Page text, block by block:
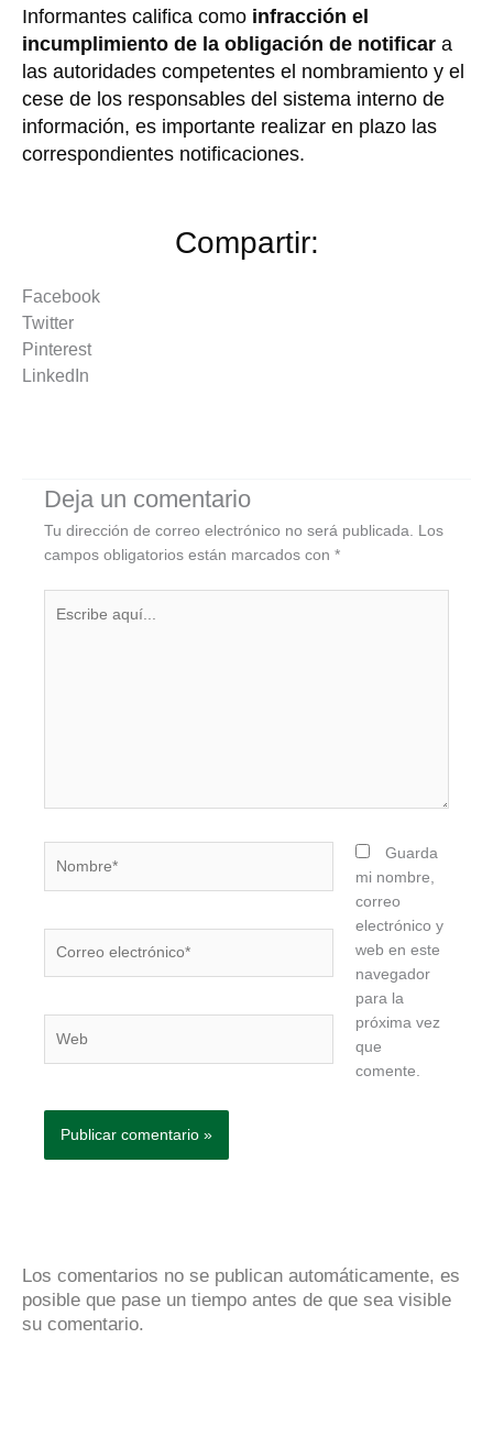
Informantes califica como infracción el
incumplimiento de la obligación de notificar a
las autoridades competentes el nombramiento y el
cese de los responsables del sistema interno de
información, es importante realizar en plazo las
correspondientes notificaciones.
Compartir:
Facebook
Twitter
Pinterest
LinkedIn
Deja un comentario
Tu dirección de correo electrónico no será publicada.
Los
campos obligatorios están marcados con *
aquí...
Guarda
mi nombre,
correo
electrónico y
web en este
navegador
para la
próxima vez
que
comente.
Los comentarios no se publican automáticamente, es
posible que pase un tiempo antes de que sea visible
su comentario.